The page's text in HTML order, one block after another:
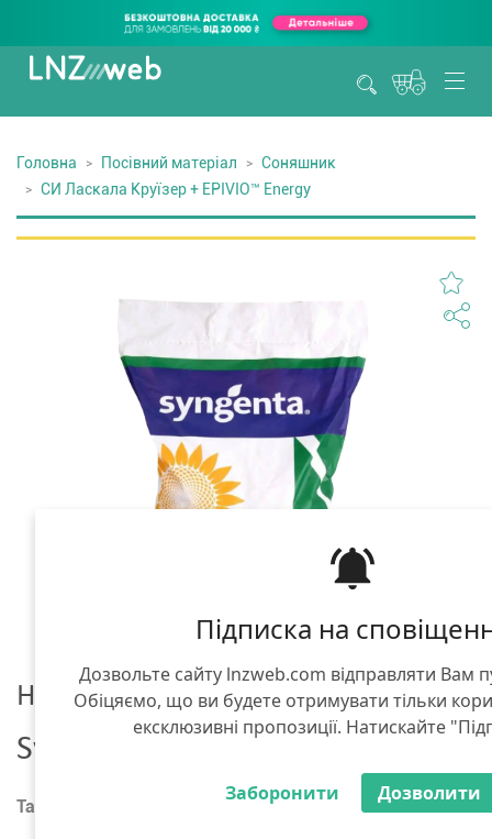
Підписка на
Дозвольте сайту lnzweb.com відправляти Вам
Обіцяємо, що ви будете отримувати тільки
ексклюзивні пропозиції. Натискайте
Заборонити Дозволити
Головна Посівний матеріал
Соняшник
СИ Ласкала Круїзер + EPIVIO™ Energy
Насіння соняшнику
Syngenta СИ Ласкала Круїзер +
Тара :